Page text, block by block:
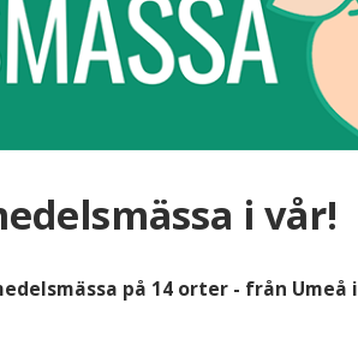
i vår!
på 14 orter - från Umeå i